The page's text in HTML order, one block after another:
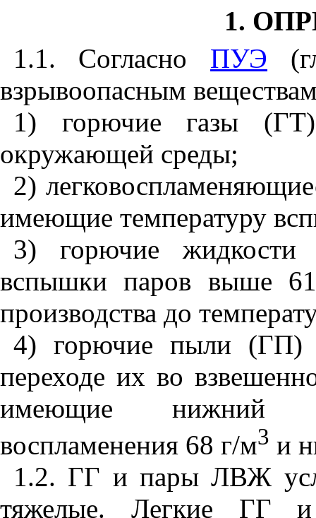
1.
1.1. Согласно ПУЭ
взрывоопасным
1) горючие газы
окружающей среды;
2)
имеющие температуру
3) горючие
вспышки паров выше
производства до
4) горючие пыли (ГП)
переходе их во
имеющие нижний
воспламенения 68 г/м3 и
1.2. ГГ и пары ЛВЖ
тяжелые. Легкие